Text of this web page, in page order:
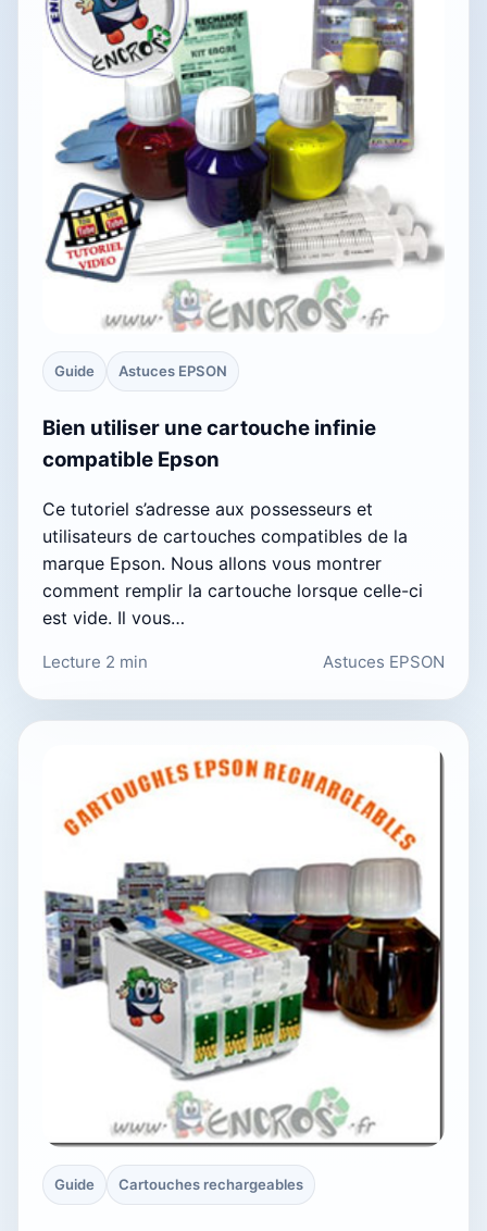
Guide Astuces EPSON
Bien utiliser une cartouche infinie
compatible Epson
Ce tutoriel s’adresse aux possesseurs et
utilisateurs de cartouches compatibles de la
marque Epson. Nous allons vous montrer
comment remplir la cartouche lorsque celle-ci
est vide. Il vous…
Lecture 2 min Astuces EPSON
Guide Cartouches rechargeables